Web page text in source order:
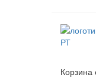
Корзина